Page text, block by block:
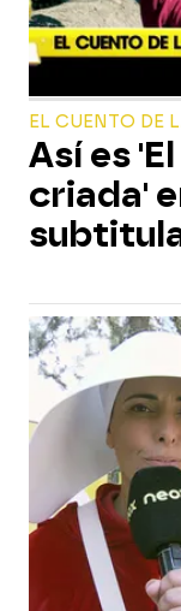
EL CUENTO DE
Así es
criada'